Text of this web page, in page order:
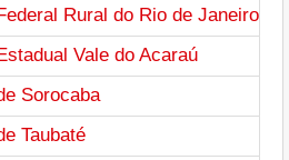
Rural do Rio de Janeiro
Vale do Acaraú
Sorocaba
Taubaté